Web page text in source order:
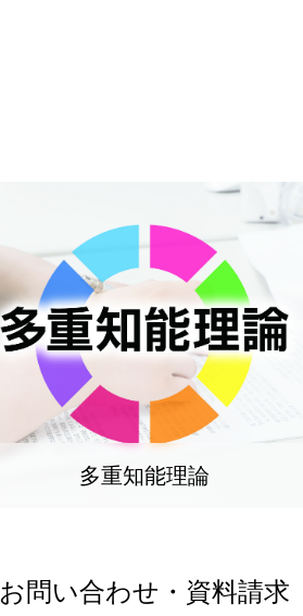
多重知能理論
お問い合わせ・資料請求